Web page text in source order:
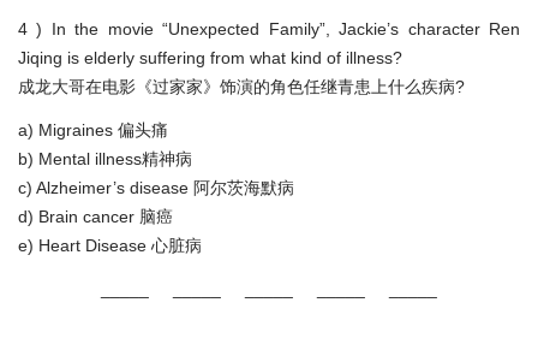
4 ) In the movie “Unexpected Family”, Jackie’s character Ren
Jiqing is elderly suffering from what kind of illness?
成龙大哥在电影《过家家》饰演的角色任继青患上什么疾病?
a) Migraines 偏头痛
b) Mental illness精神病
c) Alzheimer’s disease 阿尔茨海默病
d) Brain cancer 脑癌
e) Heart Disease 心脏病